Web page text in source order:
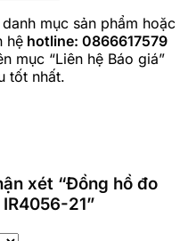
mục sản phẩm hoặc
hệ hotline: 0866617579
mục “Liên hệ Báo giá”
tốt nhất.
xét “Đồng hồ đo
21”